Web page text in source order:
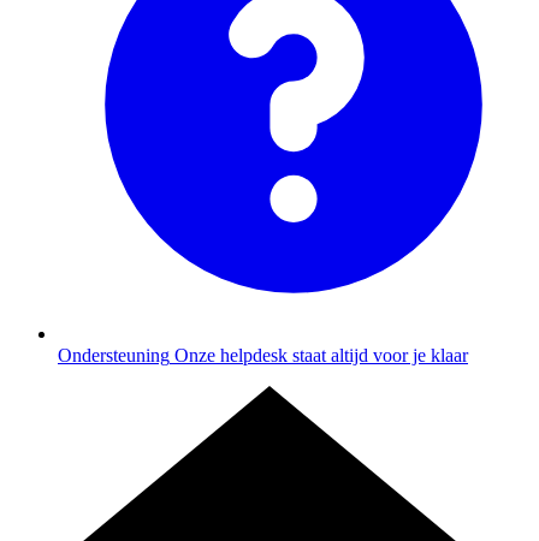
Ondersteuning Onze helpdesk staat altijd voor je klaar